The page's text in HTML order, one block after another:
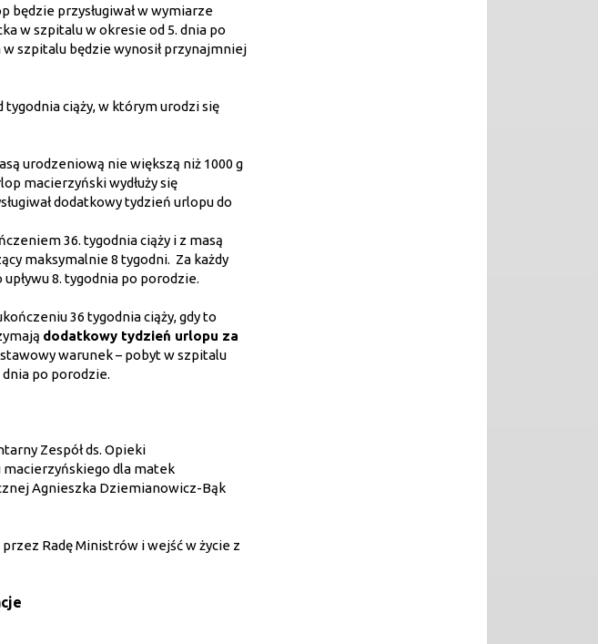
będzie przysługiwał w wymiarze
w szpitalu w okresie od 5. dnia po
szpitalu będzie wynosił przynajmniej
tygodnia ciąży, w którym urodzi się
urodzeniową nie większą niż 1000 g
macierzyński wydłuży się
dodatkowy tydzień urlopu do
36. tygodnia ciąży i z masą
maksymalnie 8 tygodni. Za każdy
8. tygodnia po porodzie.
36 tygodnia ciąży, gdy to
dodatkowy tydzień urlopu za
warunek – pobyt w szpitalu
po porodzie.
Zespół ds. Opieki
macierzyńskiego dla matek
Agnieszka Dziemianowicz-Bąk
Radę Ministrów i wejść w życie z